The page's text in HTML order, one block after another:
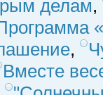
делам,
,
Вместе